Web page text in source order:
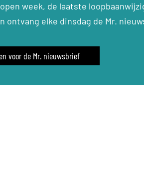
week, de laatste
ontvang elke dinsdag de Mr.
voor de Mr. nieuwsbrief